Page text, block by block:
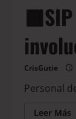
CrisGutie
Personal
Leer Más